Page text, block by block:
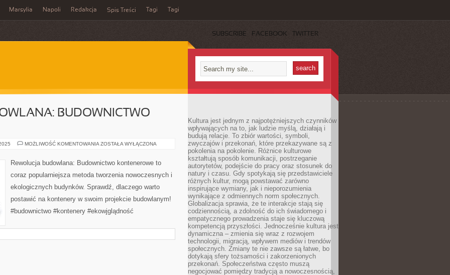
Marsylia Napoli Redakcja Spis Treści Tagi Tagi
SUBSCRIBE FACEBOOK TWITTER
BUDOWNICTWO
MOŻLIWOŚĆ KOMENTOWANIA REWOLUCJA
KONTENEROWE
ZOSTAŁA WYŁĄCZONA
Rewolucja budowlana: Budownictwo kontenerowe to
coraz popularniejsza metoda tworzenia nowoczesnych i
ekologicznych budynków. Sprawdź, dlaczego warto
postawić na kontenery w swoim projekcie budowlanym!
#budownictwo #kontenery #ekowjglądność
Kultura jest jednym z najpotężniejszych czynników
wpływających na to, jak ludzie myślą, działają i
budują relacje. To zbiór wartości, symboli,
zwyczajów i przekonań, które przekazywane są z
pokolenia na pokolenie. Różnice kulturowe
kształtują sposób komunikacji, postrzeganie
autorytetów, podejście do pracy oraz stosunek do
natury i czasu. Gdy spotykają się przedstawiciele
różnych kultur, mogą powstawać zarówno
inspirujące wymiany, jak i nieporozumienia
wynikające z odmiennych norm społecznych.
Globalizacja sprawia, że te interakcje stają się
codziennością, a zdolność do ich świadomego i
empatycznego prowadzenia staje się kluczową
kompetencją przyszłości. Jednocześnie kultura jest
dynamiczna – zmienia się wraz z rozwojem
technologii, migracją, wpływem mediów i trendów
społecznych. Zmiany te nie zawsze są łatwe, bo
dotykają sfery tożsamości i zakorzenionych
przekonań. Społeczeństwa często muszą
negocjować pomiędzy tradycją a nowoczesnością,